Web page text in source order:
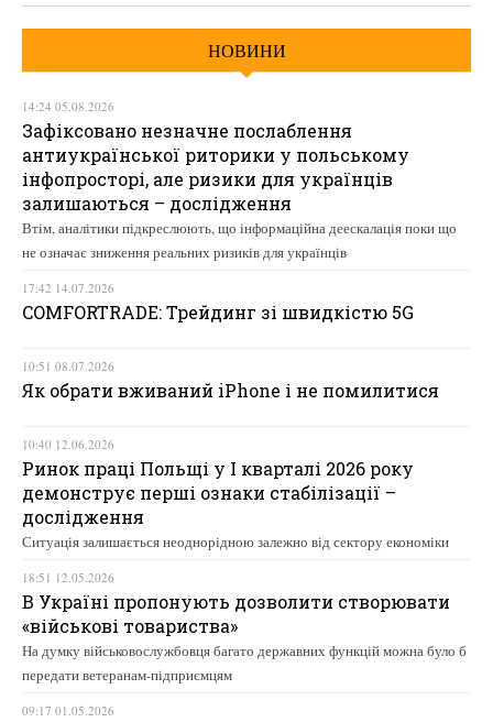
НОВИНИ
14:24 05.08.2026
Зафіксовано незначне послаблення
антиукраїнської риторики у польському
інфопросторі, але ризики для українців
залишаються – дослідження
Втім, аналітики підкреслюють, що інформаційна деескалація поки що
не означає зниження реальних ризиків для українців
17:42 14.07.2026
COMFORTRADE: Трейдинг зі швидкістю 5G
10:51 08.07.2026
Як обрати вживаний iPhone і не помилитися
10:40 12.06.2026
Ринок праці Польщі у І кварталі 2026 року
демонструє перші ознаки стабілізації –
дослідження
Ситуація залишається неоднорідною залежно від сектору економіки
18:51 12.05.2026
В Україні пропонують дозволити створювати
«військові товариства»
На думку військовослужбовця багато державних функцій можна було б
передати ветеранам-підприємцям
09:17 01.05.2026